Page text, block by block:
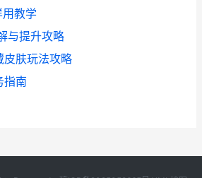
用教学
与提升攻略
皮肤玩法攻略
指南